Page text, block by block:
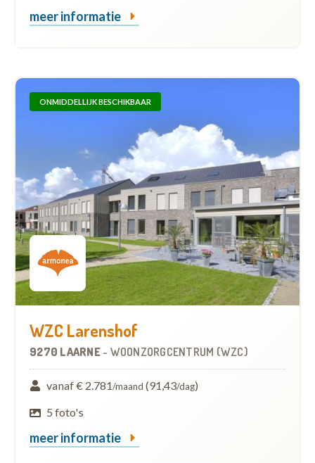
meer informatie
ONMIDDELLIJK BESCHIKBAAR
WZC Larenshof
9270 LAARNE - WOONZORGCENTRUM (WZC)
vanaf € 2.781/maand (91,43/dag)
5 foto's
meer informatie